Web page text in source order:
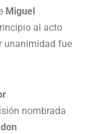
Miguel
al acto
unanimidad fue
nombrada
don